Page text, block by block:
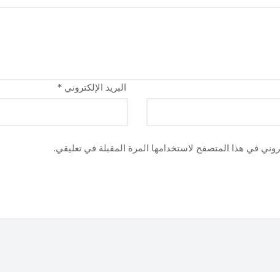
البريد الإلكتروني *
في هذا المتصفح لاستخدامها المرة المقبلة في تعليقي.